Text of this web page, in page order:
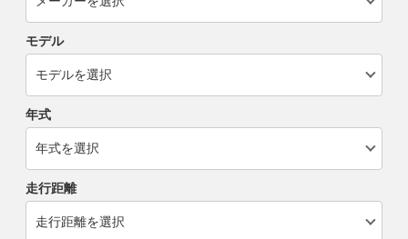
モデル
年式
走行距離